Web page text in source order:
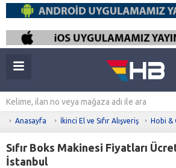
Anasayfa İkinci El ve Sıfır Alışveriş Hobi &
Sıfır Boks Makinesi Fiyatları
İstanbul